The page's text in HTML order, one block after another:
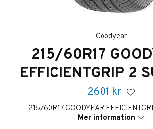
Goodyear
215/60R17
EFFICIENTGRIP 2
2601 kr
215/60R17 GOODYEAR
Mer information